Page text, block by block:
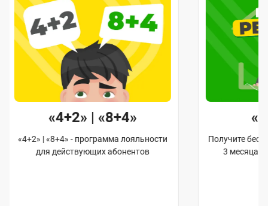
«4+2» | «8+4»
«4+2» | «8+4» - программа лояльности
для действующих абонентов
Получите
3 месяца